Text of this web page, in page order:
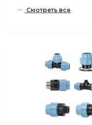
Смотреть все